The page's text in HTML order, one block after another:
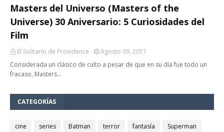
Masters del Universo (Masters of the
Universe) 30 Aniversario: 5 Curiosidades del
Film
El Solitario de Providence
Agosto 09, 2017
Considerada un clásico de culto a pesar de que en su día fue todo un
fracaso, Masters…
CATEGORÍAS
cine series Batman terror fantasía
Superman